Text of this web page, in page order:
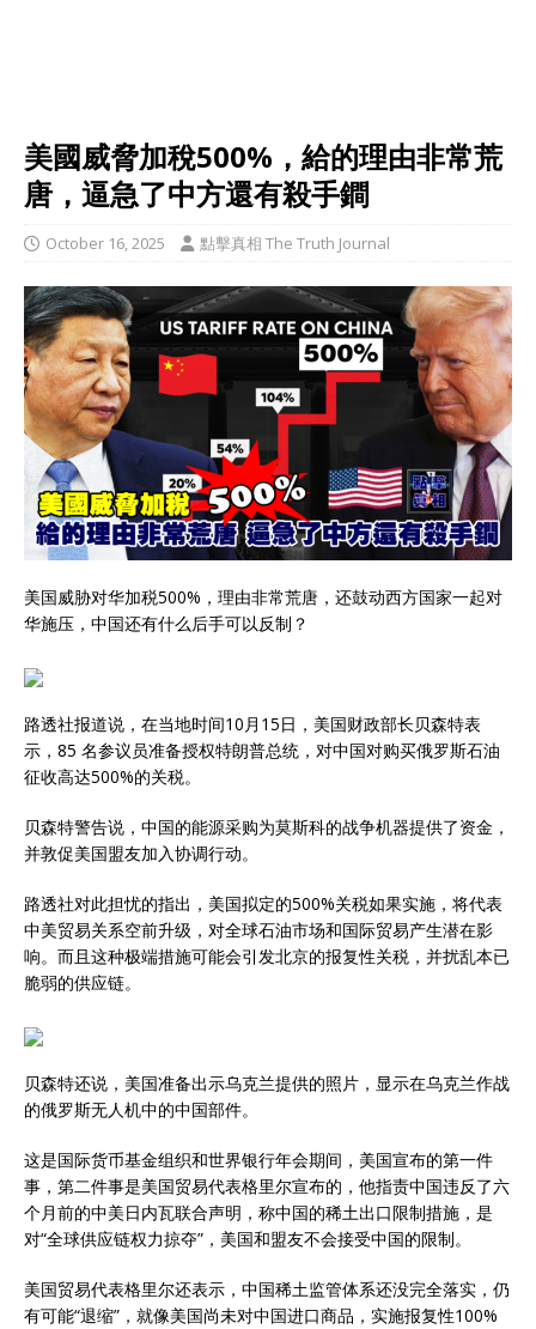
美國威脅加稅500%，給的理由非常荒
唐，逼急了中方還有殺手鐧
October 16, 2025 點擊真相 The Truth Journal
美国威胁对华加税500%，理由非常荒唐，还鼓动西方国家一起对
华施压，中国还有什么后手可以反制？
路透社报道说，在当地时间10月15日，美国财政部长贝森特表
示，85 名参议员准备授权特朗普总统，对中国对购买俄罗斯石油
征收高达500%的关税。
贝森特警告说，中国的能源采购为莫斯科的战争机器提供了资金，
并敦促美国盟友加入协调行动。
路透社对此担忧的指出，美国拟定的500%关税如果实施，将代表
中美贸易关系空前升级，对全球石油市场和国际贸易产生潜在影
响。而且这种极端措施可能会引发北京的报复性关税，并扰乱本已
脆弱的供应链。
贝森特还说，美国准备出示乌克兰提供的照片，显示在乌克兰作战
的俄罗斯无人机中的中国部件。
这是国际货币基金组织和世界银行年会期间，美国宣布的第一件
事，第二件事是美国贸易代表格里尔宣布的，他指责中国违反了六
个月前的中美日内瓦联合声明，称中国的稀土出口限制措施，是
对“全球供应链权力掠夺”，美国和盟友不会接受中国的限制。
美国贸易代表格里尔还表示，中国稀土监管体系还没完全落实，仍
有可能“退缩”，就像美国尚未对中国进口商品，实施报复性100%